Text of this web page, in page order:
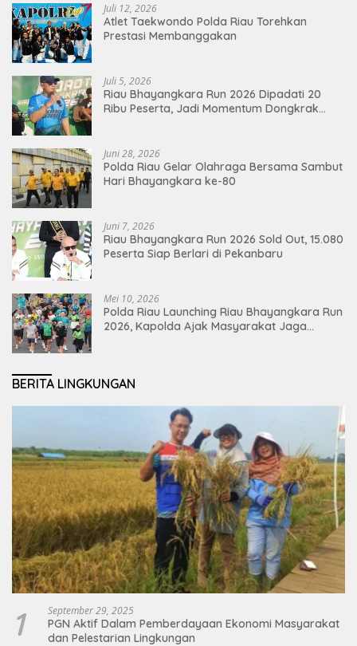
Juli 12, 2026
Atlet Taekwondo Polda Riau Torehkan
Prestasi Membanggakan
Juli 5, 2026
Riau Bhayangkara Run 2026 Dipadati 20
Ribu Peserta, Jadi Momentum Dongkrak
Juni 28, 2026
Polda Riau Gelar Olahraga Bersama Sambut
Hari Bhayangkara ke-80
Juni 7, 2026
Riau Bhayangkara Run 2026 Sold Out, 15.080
Peserta Siap Berlari di Pekanbaru
Mei 10, 2026
Polda Riau Launching Riau Bhayangkara Run
2026, Kapolda Ajak Masyarakat Jaga
BERITA LINGKUNGAN
1 September 29, 2025
PGN Aktif Dalam Pemberdayaan Ekonomi Masyarakat
dan Pelestarian Lingkungan